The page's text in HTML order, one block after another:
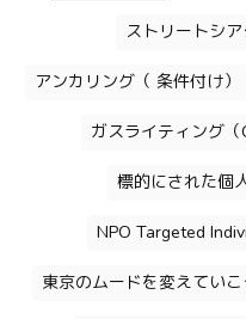
ストリートシ
アンカリング（ 条件付け）
ガスライティング（
標的にされた個
NPO Targeted
東京のムードを変えていこ